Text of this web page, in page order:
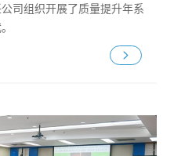
司组织开展了质量提升年系